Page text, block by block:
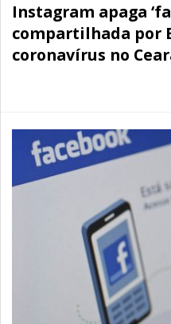
Instagram apaga
compartilhada por
coronavírus no